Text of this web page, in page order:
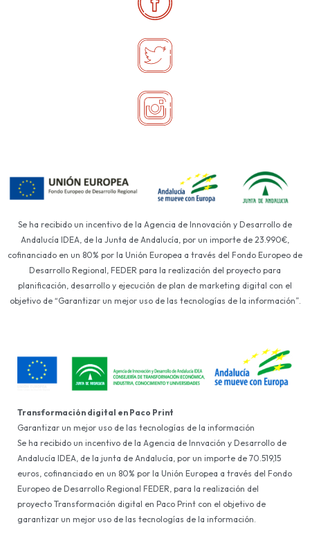
Se ha recibido un incentivo de la Agencia de Innovación y Desarrollo de
Andalucía IDEA, de la Junta de Andalucía, por un importe de 23.990€,
cofinanciado en un 80% por la Unión Europea a través del Fondo Europeo de
Desarrollo Regional, FEDER para la realización del proyecto para
planificación, desarrollo y ejecución de plan de marketing digital con el
objetivo de “Garantizar un mejor uso de las tecnologías de la información”.
Transformación digital en Paco Print
Garantizar un mejor uso de las tecnologías de la información
Se ha recibido un incentivo de la Agencia de Innvación y Desarrollo de
Andalucía IDEA, de la junta de Andalucía, por un importe de 70.519,15
euros, cofinanciado en un 80% por la Unión Europea a través del Fondo
Europeo de Desarrollo Regional FEDER, para la realización del
proyecto Transformación digital en Paco Print con el objetivo de
garantizar un mejor uso de las tecnologías de la información.